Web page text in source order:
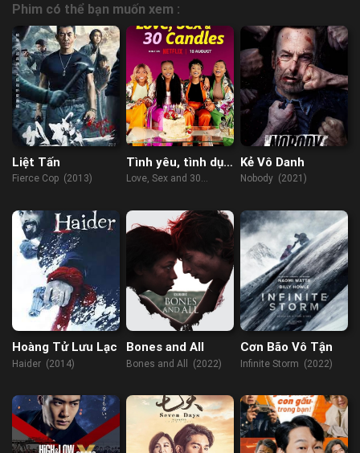
Phim có thể bạn muốn xem :
Liệt Tấn
Fierce Cop (2013)
Tình yêu, tình dục
và tuổi 30
Love, Sex and 30
Kẻ Vô Danh
Nobody (2021)
Hoàng Tử Lưu Lạc
Haider (2014)
Bones and All
Bones and All (2022)
Cơn Bão Vô Tận
Infinite Storm (2022)